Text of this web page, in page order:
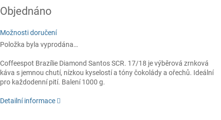
cena:
Objednáno
Možnosti doručení
Položka byla vyprodána…
Coffeespot Brazílie Diamond Santos SCR. 17/18 je výběrová zrnková
káva s jemnou chutí, nízkou kyselostí a tóny čokolády a ořechů. Ideální
pro každodenní pití. Balení 1000 g.
Detailní informace